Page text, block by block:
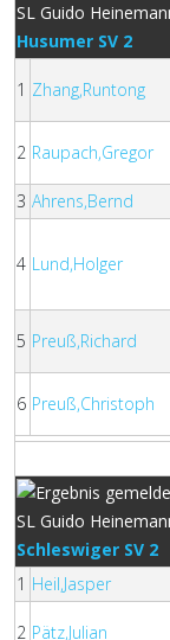
Husumer SV 2
1 Zhang,Runtong
2 Raupach,Gregor
3 Ahrens,Bernd
4 Lund,Holger
5 Preuß,Richard
6 Preuß,Christoph
Schleswiger SV 2
1 Heil,Jasper
2 Pätz,Julian